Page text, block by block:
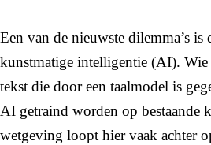
Een van de nieuwste dilemma’s is
kunstmatige intelligentie (AI). Wie
tekst die door een taalmodel is
AI getraind worden op bestaande
wetgeving loopt hier vaak achter